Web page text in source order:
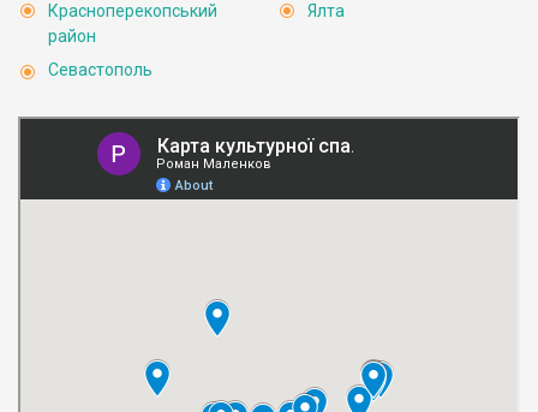
Красноперекопський
район
Севастополь
Ялта